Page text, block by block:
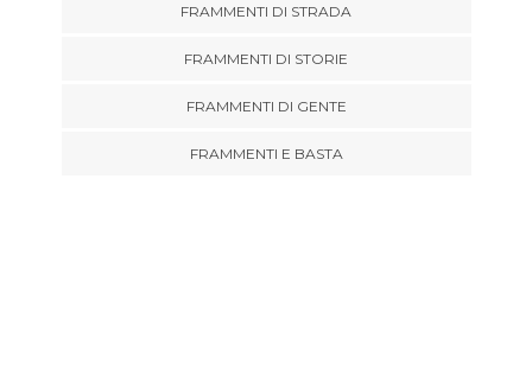
FRAMMENTI DI STRADA
FRAMMENTI DI STORIE
FRAMMENTI DI GENTE
FRAMMENTI E BASTA